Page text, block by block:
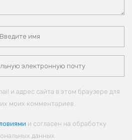
и адрес сайта в этом браузере для
моих комментариев.
и согласен на обработку
данных